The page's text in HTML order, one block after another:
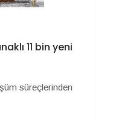
11 bin yeni
süreçlerinden